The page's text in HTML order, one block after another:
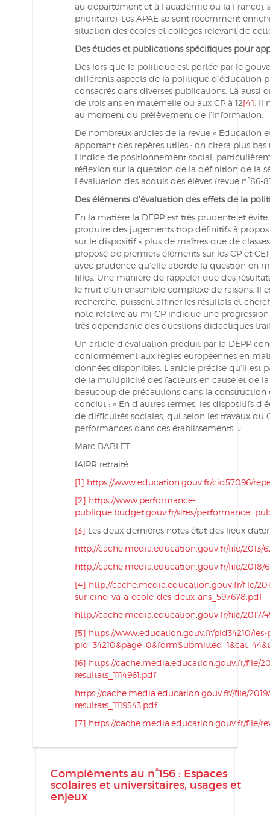
au département et à l’académie ou la
prioritaire). Les APAE se sont récemment
situation des écoles et collèges relevant de
Des études et publications spécifiques pour
Dès lors que la politique est portée par le
différents aspects de la politique d’éducation
consacrés dans diverses publications. Là
de trois ans en maternelle ou aux CP à 12[4] .
au moment du prélèvement de l’information.
De nombreux articles de la revue « Education
apportant des repères utiles : on citera plus
l’indice de positionnement social,
réflexion sur la question de la définition de la
l’évaluation des acquis des élèves (revue
Des éléments d’évaluation des effets de la
En la matière la DEPP est très prudente et
produire des jugements trop définitifs à
sur le dispositif « plus de maîtres que de
proposé de premiers éléments sur les CP et
avec prudence qu’elle aborde la question en
filles. Une manière de rappeler que des
le fruit d’un ensemble complexe de raisons. Il
recherche, puissent affiner les résultats et
note relative au mi CP indique une
très dépendante des questions didactiques
Un article d’évaluation produit par la DEPP
conformément aux règles européennes en
données disponibles. L’article précise qu’il
de la multiplicité des facteurs en cause et de
beaucoup de précautions dans la
conclut : « En d’autres termes, les dispositifs
de difficultés sociales, qui selon les travaux du
performances dans ces établissements. ».
Marc BABLET
IAIPR retraité
[1] https://www.education.gouv.fr/cid57096/
[2] https://www.performance-
publique.budget.gouv.fr/sites/
[3] Les deux dernières notes état des lieux
http://cache.media.education.gouv.fr/file/2013/
http://cache.media.education.gouv.fr/file/
[4] http://cache.media.education.gouv.fr/file/
sur-cinq-va-a-ecole-des-deux-ans_597678.pdf
http://cache.media.education.gouv.fr/file/2017/
[5] https://www.education.gouv.fr/pid34210/
[6] https://cache.media.education.gouv.fr/file/
resultats_1114961.pdf
https://cache.media.education.gouv.fr//file/
resultats_1119543.pdf
[7] https://cache.media.education.gouv.fr/file/
Compléments au n°156 : Espaces
scolaires et universitaires, usages et
enjeux